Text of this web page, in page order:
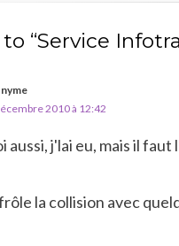
“Service
2010 à 12:42
aussi, j'lai eu, mais il
la collision avec